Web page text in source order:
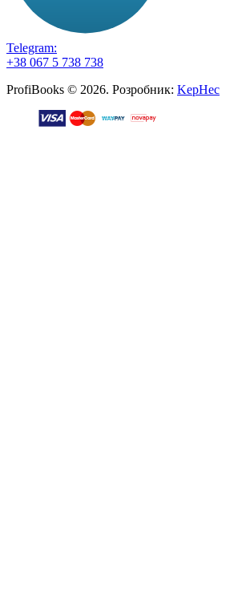
Telegram:
+38 067 5 738 738
ProfiBooks © 2026. Розробник: KepHec